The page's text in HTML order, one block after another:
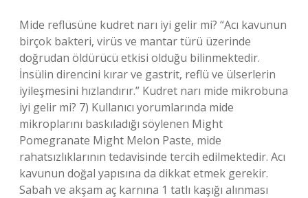
Mide reflüsüne kudret narı iyi gelir mi? “Acı kavunun
birçok bakteri, virüs ve mantar türü üzerinde
doğrudan öldürücü etkisi olduğu bilinmektedir.
İnsülin direncini kırar ve gastrit, reflü ve ülserlerin
iyileşmesini hızlandırır.” Kudret narı mide mikrobuna
iyi gelir mi? 7) Kullanıcı yorumlarında mide
mikroplarını baskıladığı söylenen Might
Pomegranate Might Melon Paste, mide
rahatsızlıklarının tedavisinde tercih edilmektedir. Acı
kavunun doğal yapısına da dikkat etmek gerekir.
Sabah ve akşam aç karnına 1 tatlı kaşığı alınması